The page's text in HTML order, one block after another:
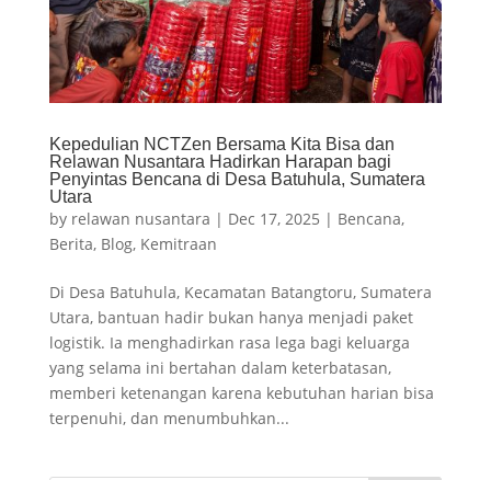
Kepedulian NCTZen Bersama Kita Bisa dan
Relawan Nusantara Hadirkan Harapan bagi
Penyintas Bencana di Desa Batuhula, Sumatera
Utara
by relawan nusantara | Dec 17, 2025 | Bencana,
Berita, Blog, Kemitraan
Di Desa Batuhula, Kecamatan Batangtoru, Sumatera
Utara, bantuan hadir bukan hanya menjadi paket
logistik. Ia menghadirkan rasa lega bagi keluarga
yang selama ini bertahan dalam keterbatasan,
memberi ketenangan karena kebutuhan harian bisa
terpenuhi, dan menumbuhkan...